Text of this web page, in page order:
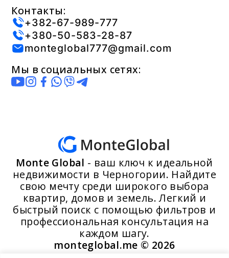
Контакты:
+382-67-989-777
+380-50-583-28-87
monteglobal777@gmail.com
Мы в социальных сетях:
Monte Global - ваш ключ к идеальной
недвижимости в Черногории. Найдите
свою мечту среди широкого выбора
квартир, домов и земель. Легкий и
быстрый поиск с помощью фильтров и
профессиональная консультация на
каждом шагу.
monteglobal.me © 2026